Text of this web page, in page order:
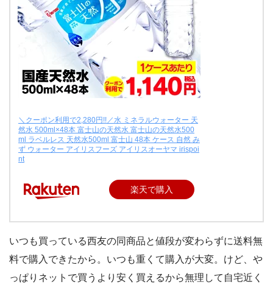
＼クーポン利用で2,280円!!／水 ミネラルウォーター 天
然水 500ml×48本 富士山の天然水 富士山の天然水500
ml ラベルレス 天然水500ml 富士山 48本 ケース 自然 み
ず ウォーター アイリスフーズ アイリスオーヤマ irispoi
nt
楽天で購入
いつも買っている西友の同商品と値段が変わらずに送料無
料で購入できたから。いつも重くて購入が大変。けど、や
っぱりネットで買うより安く買えるから無理して自宅近く